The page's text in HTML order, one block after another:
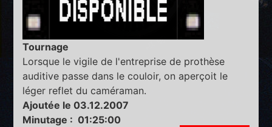
Tournage
Lorsque le vigile de l'entreprise de prothèse
auditive passe dans le couloir, on aperçoit le
léger reflet du caméraman.
Ajoutée le 03.12.2007
Minutage : 01:25:00